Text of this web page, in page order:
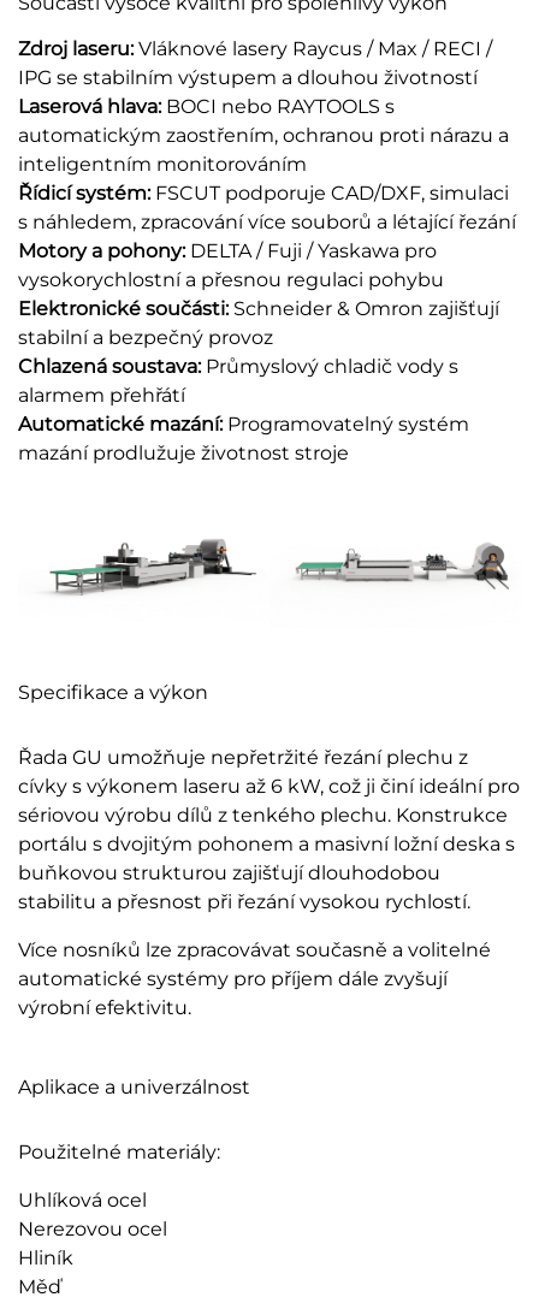
Zdroj laseru:Vláknové lasery Raycus / Max / RECI /
IPG se stabilním výstupem a dlouhou životností
Laserová hlava: BOCI nebo RAYTOOLS s
automatickým zaostřením, ochranou proti nárazu a
inteligentním monitorováním
Řídicí systém: FSCUT podporuje CAD/DXF, simulaci
s náhledem, zpracování více souborů a létající řezání
Motory a pohony: DELTA / Fuji / Yaskawa pro
vysokorychlostní a přesnou regulaci pohybu
Elektronické součásti: Schneider & Omron zajišťují
stabilní a bezpečný provoz
Chlazená soustava: Průmyslový chladič vody s
alarmem přehřátí
Automatické mazání: Programovatelný systém
mazání prodlužuje životnost stroje
Specifikace a výkon
Řada GU umožňuje nepřetržité řezání plechu z
cívky s výkonem laseru až 6 kW, což ji činí ideální pro
sériovou výrobu dílů z tenkého plechu. Konstrukce
portálu s dvojitým pohonem a masivní ložní deska s
buňkovou strukturou zajišťují dlouhodobou
stabilitu a přesnost při řezání vysokou rychlostí.
Více nosníků lze zpracovávat současně a volitelné
automatické systémy pro příjem dále zvyšují
výrobní efektivitu.
Aplikace a univerzálnost
Použitelné materiály:
Uhlíková ocel
Nerezovou ocel
Hliník
Měď